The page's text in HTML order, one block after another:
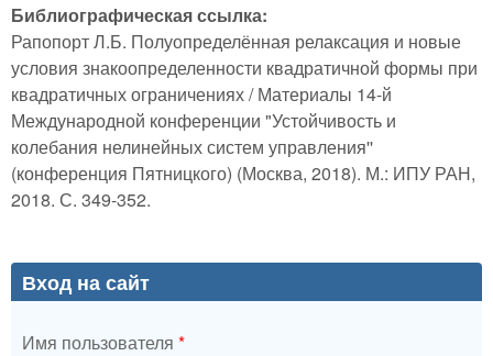
Библиографическая ссылка:
Рапопорт Л.Б. Полуопределённая релаксация и новые
условия знакоопределенности квадратичной формы при
квадратичных ограничениях / Материалы 14-й
Международной конференции "Устойчивость и
колебания нелинейных систем управления''
(конференция Пятницкого) (Москва, 2018). М.: ИПУ РАН,
2018. С. 349-352.
Вход на сайт
Имя пользователя *